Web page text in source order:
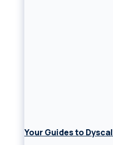
Your Guides to